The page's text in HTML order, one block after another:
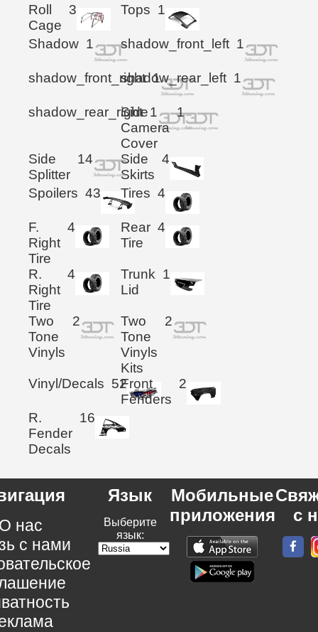
Roll
Cage
3 Tops 1
Shadow 1 shadow_front_left 1
shadow_front_right 1
shadow_rear_left 1
shadow_rear_right 1
Side
Camera
Cover
1
Side
Splitter
14
Side
Skirts
4
Spoilers 43 Tires 4
F.
Right
Tire
4
Rear
Tire
4
R.
Right
Tire
4
Trunk
Lid
1
Two
Tone
Vinyls
2
Two
Tone
Vinyls
Kits
2
Vinyl/Decals 52Front
Fenders
2
R.
Fender
Decals
16
нас
с нами
Язык
Выберите
язык:
Мобильные
приложения
с